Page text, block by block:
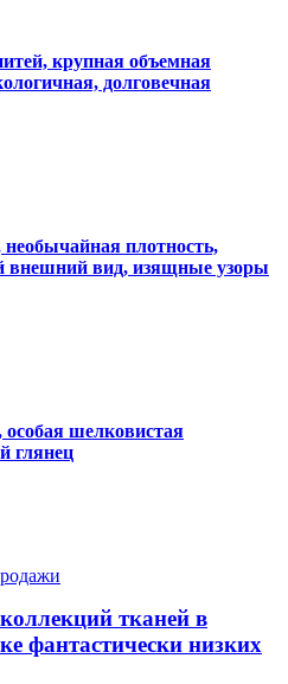
крупная объемная
долговечная
необычайная плотность,
внешний вид, изящные узоры
шелковистая
глянец
тканей в
фантастически низких